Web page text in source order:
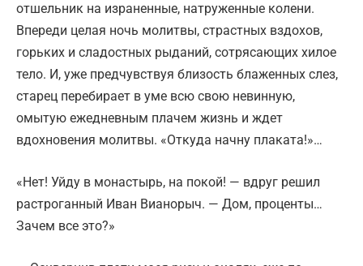
отшельник на израненные, натруженные колени.
Впереди целая ночь молитвы, страстных вздохов,
горьких и сладостных рыданий, сотрясающих хилое
тело. И, уже предчувствуя близость блаженных слез,
старец перебирает в уме всю свою невинную,
омытую ежедневным плачем жизнь и ждет
вдохновения молитвы. «Откуда начну плаката!»…
«Нет! Уйду в монастырь, на покой! — вдруг решил
растроганный Иван Вианорыч. — Дом, проценты…
Зачем все это?»